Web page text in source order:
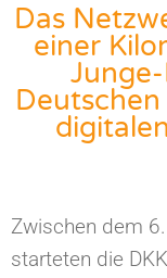
Das
einer
Zwischen dem
starteten die